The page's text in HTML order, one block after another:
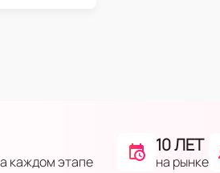
каждом этапе
10 ЛЕТ
на рынке